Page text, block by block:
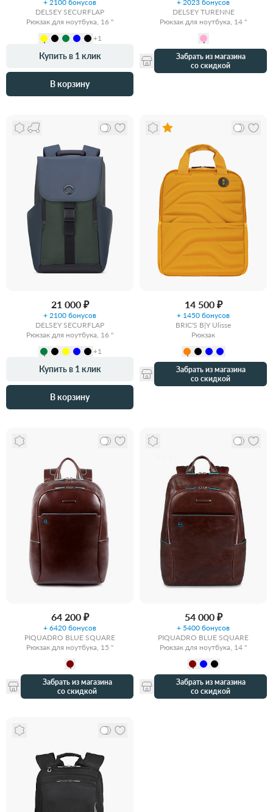
+ 2100 бонусов
DELSEY SECURFLAP
Рюкзак для ноутбука, 16 "
+1
Купить в 1 клик
В корзину
+ 2023 бонусов
DELSEY TURENNE
Рюкзак для ноутбука, 14 "
Забрать из магазина
со скидкой
21 000 ₽
+ 2100 бонусов
DELSEY SECURFLAP
Рюкзак для ноутбука, 16 "
+1
Купить в 1 клик
В корзину
14 500 ₽
+ 1450 бонусов
BRIC'S B|Y Ulisse
Рюкзак
Забрать из магазина
со скидкой
64 200 ₽
+ 6420 бонусов
PIQUADRO BLUE SQUARE
Рюкзак для ноутбука, 15 "
Забрать из магазина
со скидкой
54 000 ₽
+ 5400 бонусов
PIQUADRO BLUE SQUARE
Рюкзак для ноутбука, 14 "
Забрать из магазина
со скидкой